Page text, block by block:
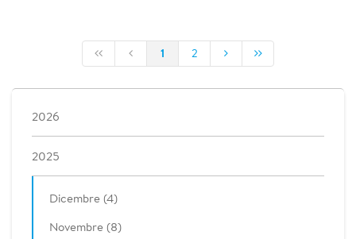
1 2
2026
2025
Dicembre (4)
Novembre (8)